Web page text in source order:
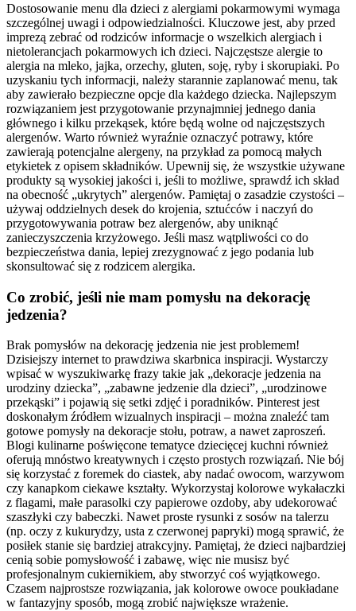
Dostosowanie menu dla dzieci z alergiami pokarmowymi wymaga
szczególnej uwagi i odpowiedzialności. Kluczowe jest, aby przed
imprezą zebrać od rodziców informacje o wszelkich alergiach i
nietolerancjach pokarmowych ich dzieci. Najczęstsze alergie to
alergia na mleko, jajka, orzechy, gluten, soję, ryby i skorupiaki. Po
uzyskaniu tych informacji, należy starannie zaplanować menu, tak
aby zawierało bezpieczne opcje dla każdego dziecka. Najlepszym
rozwiązaniem jest przygotowanie przynajmniej jednego dania
głównego i kilku przekąsek, które będą wolne od najczęstszych
alergenów. Warto również wyraźnie oznaczyć potrawy, które
zawierają potencjalne alergeny, na przykład za pomocą małych
etykietek z opisem składników. Upewnij się, że wszystkie używane
produkty są wysokiej jakości i, jeśli to możliwe, sprawdź ich skład
na obecność „ukrytych” alergenów. Pamiętaj o zasadzie czystości –
używaj oddzielnych desek do krojenia, sztućców i naczyń do
przygotowywania potraw bez alergenów, aby uniknąć
zanieczyszczenia krzyżowego. Jeśli masz wątpliwości co do
bezpieczeństwa dania, lepiej zrezygnować z jego podania lub
skonsultować się z rodzicem alergika.
Co zrobić, jeśli nie mam pomysłu na dekorację
jedzenia?
Brak pomysłów na dekorację jedzenia nie jest problemem!
Dzisiejszy internet to prawdziwa skarbnica inspiracji. Wystarczy
wpisać w wyszukiwarkę frazy takie jak „dekoracje jedzenia na
urodziny dziecka”, „zabawne jedzenie dla dzieci”, „urodzinowe
przekąski” i pojawią się setki zdjęć i poradników. Pinterest jest
doskonałym źródłem wizualnych inspiracji – można znaleźć tam
gotowe pomysły na dekoracje stołu, potraw, a nawet zaproszeń.
Blogi kulinarne poświęcone tematyce dziecięcej kuchni również
oferują mnóstwo kreatywnych i często prostych rozwiązań. Nie bój
się korzystać z foremek do ciastek, aby nadać owocom, warzywom
czy kanapkom ciekawe kształty. Wykorzystaj kolorowe wykałaczki
z flagami, małe parasolki czy papierowe ozdoby, aby udekorować
szaszłyki czy babeczki. Nawet proste rysunki z sosów na talerzu
(np. oczy z kukurydzy, usta z czerwonej papryki) mogą sprawić, że
posiłek stanie się bardziej atrakcyjny. Pamiętaj, że dzieci najbardziej
cenią sobie pomysłowość i zabawę, więc nie musisz być
profesjonalnym cukiernikiem, aby stworzyć coś wyjątkowego.
Czasem najprostsze rozwiązania, jak kolorowe owoce poukładane
w fantazyjny sposób, mogą zrobić największe wrażenie.